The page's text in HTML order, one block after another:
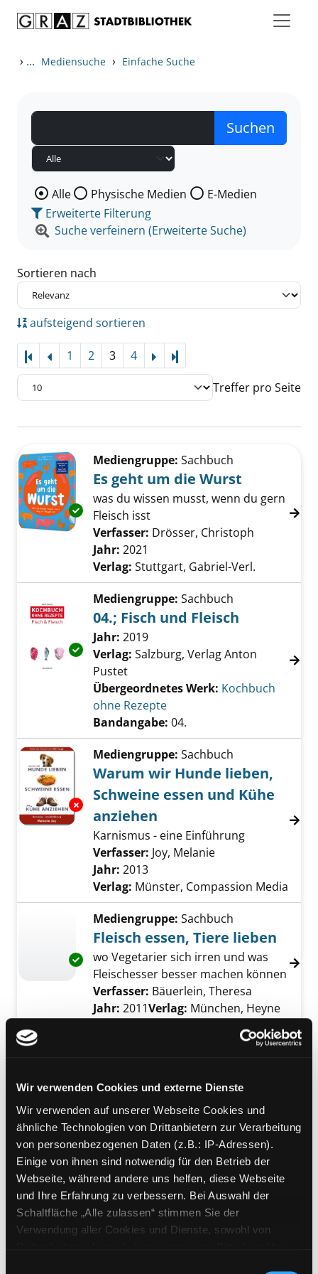
Wir verwenden Cookies und externe Dienste
Wir verwenden auf unserer Webseite Cookies und
ähnliche Technologien von Drittanbietern zur Verarbeitung
von personenbezogenen Daten (z.B.: IP-Adressen).
Einige von ihnen sind notwendig für den Betrieb der
Webseite, während andere uns helfen, diese Webseite
und Ihre Erfahrung zu verbessern. Bei Auswahl der
Schaltfläche „Alle zulassen“ stimmen Sie der
Verwendung aller Cookies und Dienste, sowohl von
› ... Mediensuche › Einfache Suche
Wählen Sie die Medienart nach der Sie suchen wollen.
Alle Physische Medien
E-Medien
Erweiterte Filterung
Suche verfeinern (Erweiterte Suche)
Sortieren nach
aufsteigend sortieren
1 2 3 4
Treffer pro Seite
Zu den Suchfiltern springen
Exemplar-Details von Es geht um die Wurst
Mediengruppe: Sachbuch
Es geht um die Wurst
was du wissen musst, wenn du gern
Fleisch isst
Verfasser: Drösser, Christoph
Jahr: 2021
Verlag: Stuttgart, Gabriel-Verl.
Exemplar-Details von 04.; Fisch und Fleisch
Mediengruppe: Sachbuch
04.; Fisch und Fleisch
Suche nach diesem Verfasser
Jahr: 2019
Verlag: Salzburg, Verlag Anton
Pustet
Übergeordnetes Werk: Kochbuch
ohne Rezepte
Bandangabe: 04.
Exemplar-Details von Warum wir Hunde
Mediengruppe: Sachbuch
Warum wir Hunde lieben,
Schweine essen und Kühe
anziehen
Karnismus - eine Einführung
Verfasser: Joy, Melanie
Jahr: 2013
Verlag: Münster, Compassion Media
Exemplar-Details von Fleisch essen, Tiere
Mediengruppe: Sachbuch
Fleisch essen, Tiere lieben
wo Vegetarier sich irren und was
Fleischesser besser machen können
Verfasser: Bäuerlein, Theresa
Jahr: 2011Verlag: München, Heyne
Exemplar-Details von Teigtaschen anzeigen
Fleisch
Verfasser: Gimbutyte, Joana ;Höller,
AnnaSuche nach diesem Verfasser
Jahr:2024Verlag: Graz, Stocker
Mediengruppe:Sachbuch
Warum wir Tiere essen
Verfasser: Macho, ThomasSuche nach
Jahr:2022 Verlag: Wien, Molden